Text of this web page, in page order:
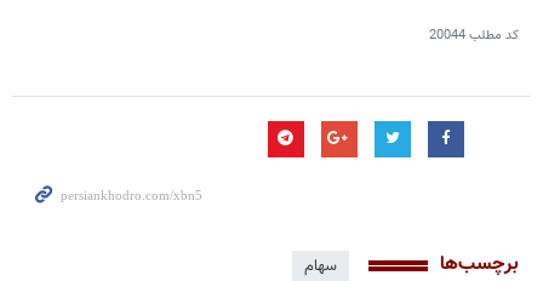
کد مطلب20044
برچسب‌ها سهام